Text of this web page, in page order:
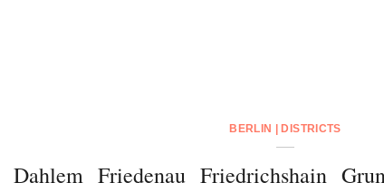
BERLIN | DISTRICTS
Dahlem Friedenau Friedrichshain